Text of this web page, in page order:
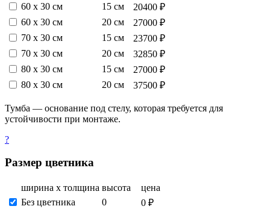
60 х 30 см
15 см
20400 ₽
60 х 30 см
20 см
27000 ₽
70 х 30 см
15 см
23700 ₽
70 х 30 см
20 см
32850 ₽
80 х 30 см
15 см
27000 ₽
80 х 30 см
20 см 37500 ₽
Тумба — основание под стелу, которая требуется для
устойчивости при монтаже.
?
Размер цветника
ширина х толщина высота
цена
Без цветника
0
0 ₽